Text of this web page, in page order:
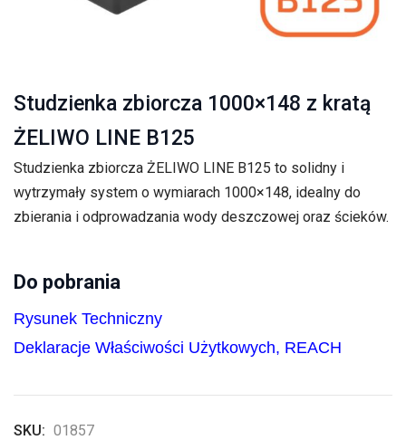
Studzienka zbiorcza 1000×148 z kratą
ŻELIWO LINE B125
Studzienka zbiorcza ŻELIWO LINE B125 to solidny i
wytrzymały system o wymiarach 1000×148, idealny do
zbierania i odprowadzania wody deszczowej oraz ścieków.
Do pobrania
Rysunek Techniczny
Deklaracje Właściwości Użytkowych, REACH
SKU: 01857